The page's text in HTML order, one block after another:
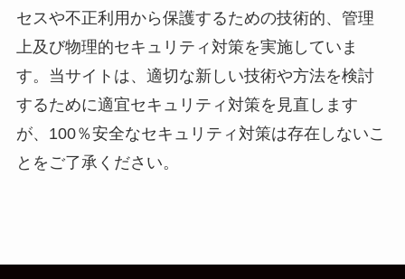
セスや不正利用から保護するための技術的、管理
上及び物理的セキュリティ対策を実施していま
す。当サイトは、適切な新しい技術や方法を検討
するために適宜セキュリティ対策を見直します
が、100％安全なセキュリティ対策は存在しないこ
とをご了承ください。